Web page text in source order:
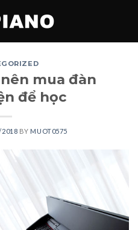
mua đàn
để học
2018 BY MUOT0575